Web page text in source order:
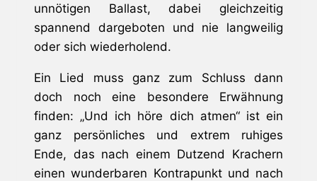
unnötigen Ballast, dabei gleichzeitig
spannend dargeboten und nie langweilig
oder sich wiederholend.
Ein Lied muss ganz zum Schluss dann
doch noch eine besondere Erwähnung
finden: „Und ich höre dich atmen“ ist ein
ganz persönliches und extrem ruhiges
Ende, das nach einem Dutzend Krachern
einen wunderbaren Kontrapunkt und nach